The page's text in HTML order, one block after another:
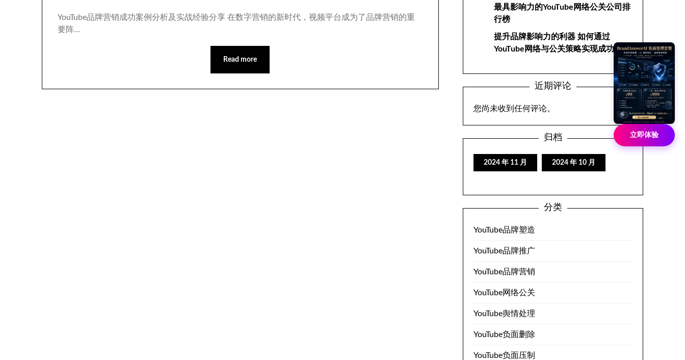
YouTube品牌营销成功案例分析及实战经验分享 在数字营销的新时代，视频平台成为了品牌营销的重
要阵…
Read more
最具影响力的YouTube网络公关公司排
行榜
提升品牌影响力的利器 如何通过
YouTube网络与公关策略实现成功
近期评论
您尚未收到任何评论。
归档
2024 年 11 月 2024 年 10 月
分类
YouTube品牌塑造
YouTube品牌推广
YouTube品牌营销
YouTube网络公关
YouTube舆情处理
YouTube负面删除
YouTube负面压制
立即体验